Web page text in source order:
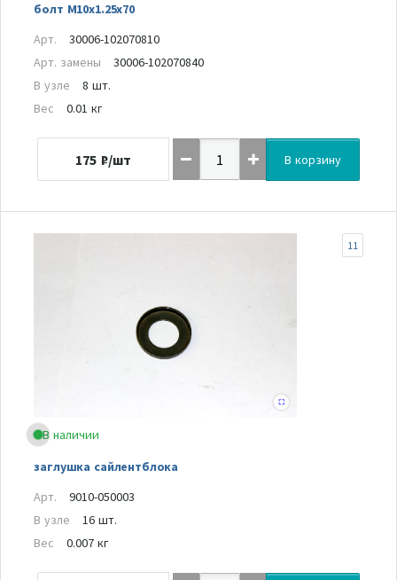
болт M10x1.25x70
Арт.
30006-102070810
Арт. замены
30006-102070840
В узле
8 шт.
Вес
0.01 кг
175 ₽/шт В корзину
В наличии
заглушка сайлентблока
11
Арт.
9010-050003
В узле
16 шт.
Вес
0.007 кг